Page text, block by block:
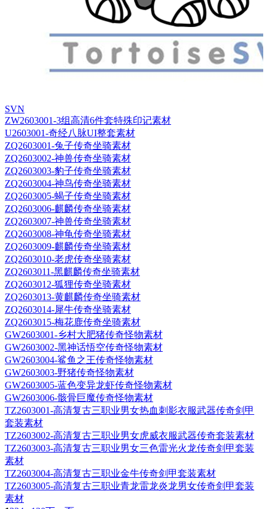
SVN
ZW2603001-3组高清6件套特殊印记素材
U2603001-奇经八脉UI整套素材
ZQ2603001-兔子传奇坐骑素材
ZQ2603002-神兽传奇坐骑素材
ZQ2603003-豹子传奇坐骑素材
ZQ2603004-神鸟传奇坐骑素材
ZQ2603005-蝎子传奇坐骑素材
ZQ2603006-麒麟传奇坐骑素材
ZQ2603007-神兽传奇坐骑素材
ZQ2603008-神龟传奇坐骑素材
ZQ2603009-麒麟传奇坐骑素材
ZQ2603010-老虎传奇坐骑素材
ZQ2603011-黑麒麟传奇坐骑素材
ZQ2603012-狐狸传奇坐骑素材
ZQ2603013-黄麒麟传奇坐骑素材
ZQ2603014-犀牛传奇坐骑素材
ZQ2603015-梅花鹿传奇坐骑素材
GW2603001-乡村大肥猪传奇怪物素材
GW2603002-黑神话悟空传奇怪物素材
GW2603004-鲨鱼之王传奇怪物素材
GW2603003-野猪传奇怪物素材
GW2603005-蓝色变异龙虾传奇怪物素材
GW2603006-骸骨巨魔传奇怪物素材
TZ2603001-高清复古三职业男女热血刺影衣服武器传奇剑甲
套装素材
TZ2603002-高清复古三职业男女虎威衣服武器传奇套装素材
TZ2603003-高清复古三职业男女三色雷光火龙传奇剑甲套装
素材
TZ2603004-高清复古三职业金牛传奇剑甲套装素材
TZ2603005-高清复古三职业青龙雷龙炎龙男女传奇剑甲套装
素材